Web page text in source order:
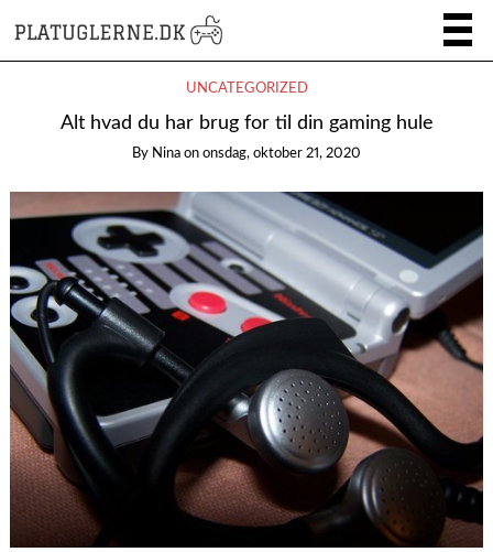
UNCATEGORIZED
Alt hvad du har brug for til din gaming hule
By Nina on onsdag, oktober 21, 2020